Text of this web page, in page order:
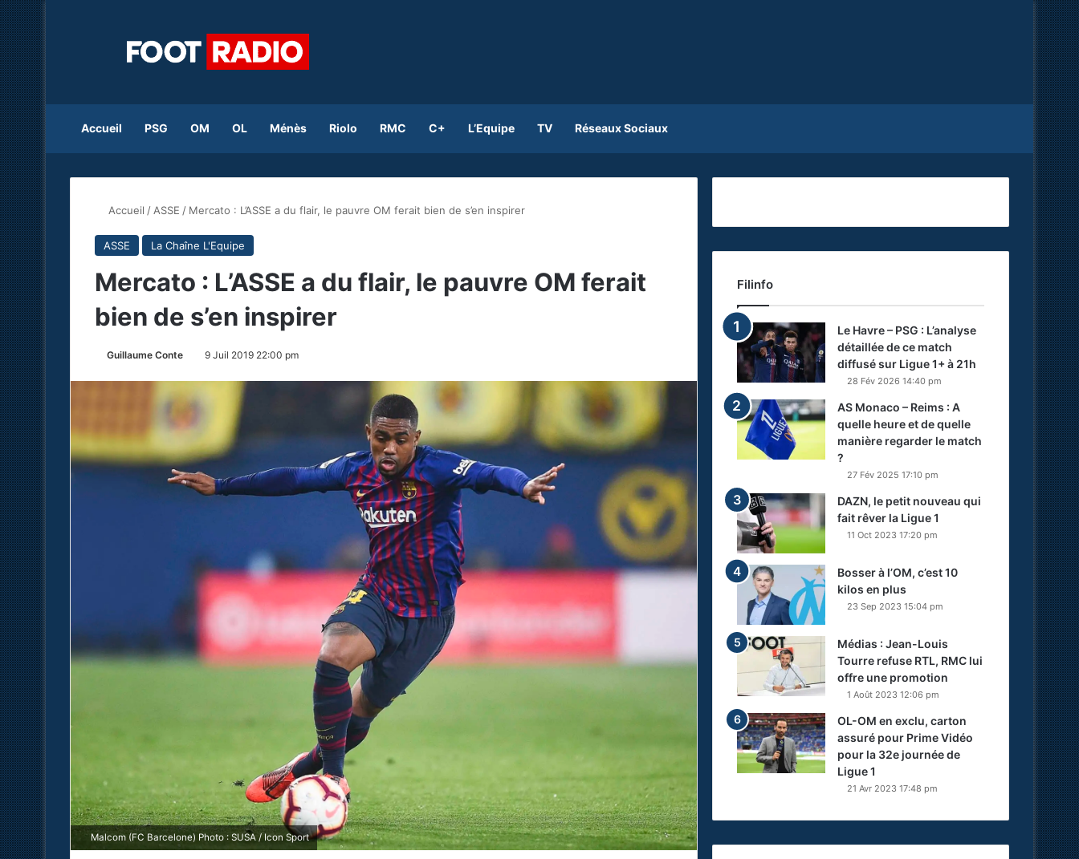
Accueil PSG OM OL Ménès Riolo RMC C+ L’Equipe TV Réseaux Sociaux
Accueil / ASSE / Mercato : L’ASSE a du flair, le pauvre OM ferait bien de s’en inspirer
ASSE La Chaîne L'Equipe
Mercato : L’ASSE a du flair, le pauvre OM ferait
bien de s’en inspirer
Guillaume Conte 9 Juil 2019 22:00 pm
Malcom (FC Barcelone) Photo : SUSA / Icon Sport
Filinfo
Le Havre – PSG : L’analyse
détaillée de ce match
diffusé sur Ligue 1+ à 21h
28 Fév 2026 14:40 pm
AS Monaco – Reims : A
quelle heure et de quelle
manière regarder le match
?
27 Fév 2025 17:10 pm
DAZN, le petit nouveau qui
fait rêver la Ligue 1
11 Oct 2023 17:20 pm
Bosser à l’OM, c’est 10
kilos en plus
23 Sep 2023 15:04 pm
Médias : Jean-Louis
Tourre refuse RTL, RMC lui
offre une promotion
1 Août 2023 12:06 pm
OL-OM en exclu, carton
assuré pour Prime Vidéo
pour la 32e journée de
Ligue 1
21 Avr 2023 17:48 pm